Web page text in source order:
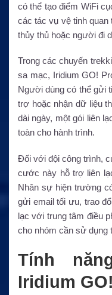
có thể tạo điểm WiFi
các tác vụ vệ tinh
thủy thủ hoặc người đi
Trong các chuyến
sa mạc, Iridium GO!
Người dùng có thể gửi
trợ hoặc nhận dữ liệu
dài ngày, một gói liên
toàn cho hành trình.
Đối với đội công trình,
cước này hỗ trợ liên
Nhân sự hiện trường
gửi email tối ưu, trao
lạc với trung tâm điều
cho nhóm cần sử dụng
Tính
Iridium